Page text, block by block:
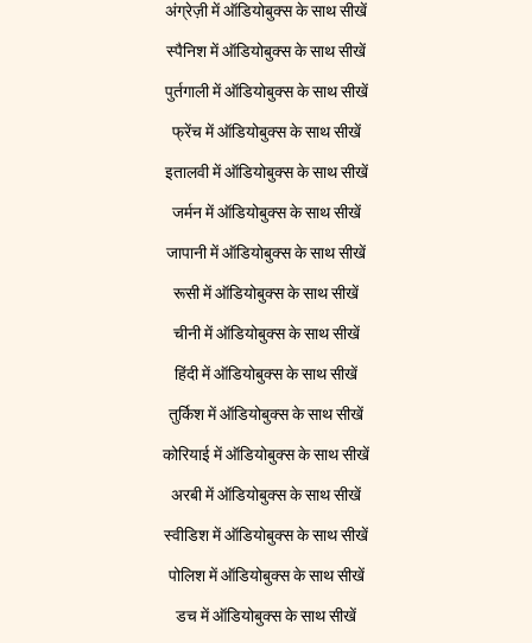
अंग्रेज़ी में ऑडियोबुक्स के साथ सीखें
स्पैनिश में ऑडियोबुक्स के साथ सीखें
पुर्तगाली में ऑडियोबुक्स के साथ सीखें
फ्रेंच में ऑडियोबुक्स के साथ सीखें
इतालवी में ऑडियोबुक्स के साथ सीखें
जर्मन में ऑडियोबुक्स के साथ सीखें
जापानी में ऑडियोबुक्स के साथ सीखें
रूसी में ऑडियोबुक्स के साथ सीखें
चीनी में ऑडियोबुक्स के साथ सीखें
हिंदी में ऑडियोबुक्स के साथ सीखें
तुर्किश में ऑडियोबुक्स के साथ सीखें
कोरियाई में ऑडियोबुक्स के साथ सीखें
अरबी में ऑडियोबुक्स के साथ सीखें
स्वीडिश में ऑडियोबुक्स के साथ सीखें
पोलिश में ऑडियोबुक्स के साथ सीखें
डच में ऑडियोबुक्स के साथ सीखें